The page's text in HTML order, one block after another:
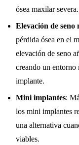
ósea maxilar severa.
Elevación de
pérdida ósea en el
elevación de seno
creando un entorno
implante.
Mini implantes:
los mini implantes
una alternativa
viables.